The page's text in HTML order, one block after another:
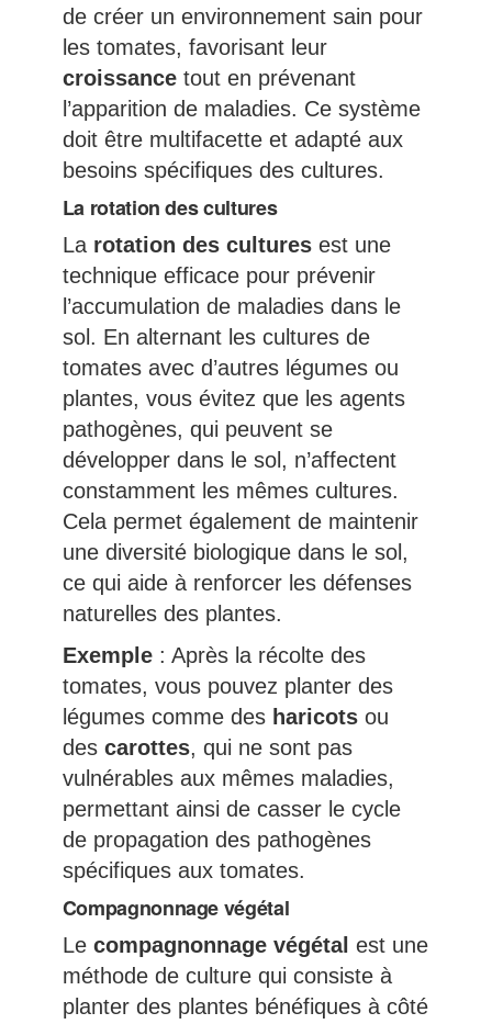
de créer un environnement sain pour
les tomates, favorisant leur
croissancetout en prévenant
l’apparition de maladies. Ce système
doit être multifacette et adapté aux
besoins spécifiques des cultures.
La rotation des cultures
La rotation des culturesest une
technique efficace pour prévenir
l’accumulation de maladies dans le
sol. En alternant les cultures de
tomates avec d’autres légumes ou
plantes, vous évitez que les agents
pathogènes, qui peuvent se
développer dans le sol, n’affectent
constamment les mêmes cultures.
Cela permet également de maintenir
une diversité biologique dans le sol,
ce qui aide à renforcer les défenses
naturelles des plantes.
Exemple: Après la récolte des
tomates, vous pouvez planter des
légumes comme des haricotsou
des carottes, qui ne sont pas
vulnérables aux mêmes maladies,
permettant ainsi de casser le cycle
de propagation des pathogènes
spécifiques aux tomates.
Compagnonnage végétal
Le compagnonnage végétal est une
méthode de culture qui consiste à
planter des plantes bénéfiques à côté